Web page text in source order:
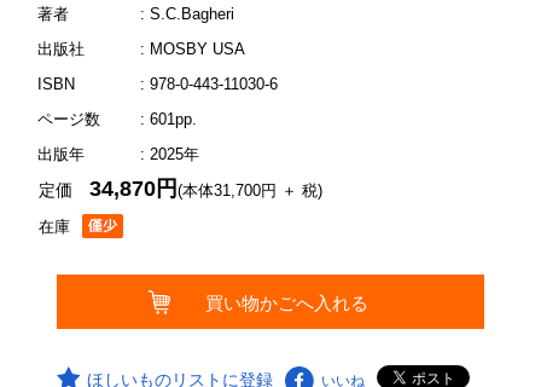
著者
: S.C.Bagheri
出版社
: MOSBY USA
ISBN
: 978-0-443-11030-6
ページ数
: 601pp.
出版年
: 2025年
在庫
定価34,870円(本体31,700円 ＋ 税)
ほしいものリストに登録 いいね